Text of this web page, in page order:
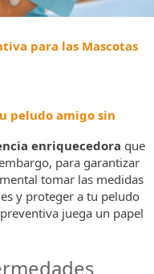
para las Mascotas
peludo amigo sin
enriquecedora que
para garantizar
tomar las medidas
y proteger a tu peludo
juega un papel